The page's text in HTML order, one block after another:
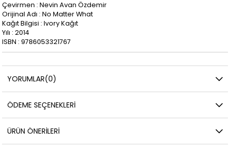
Çevirmen : Nevin Avan Özdemir
Orijinal Adı : No Matter What
Kağıt Bilgisi : Ivory Kağıt
Yılı : 2014
ISBN : 9786053321767
YORUMLAR(0)
ÖDEME SEÇENEKLERI
ÜRÜN ÖNERILERI